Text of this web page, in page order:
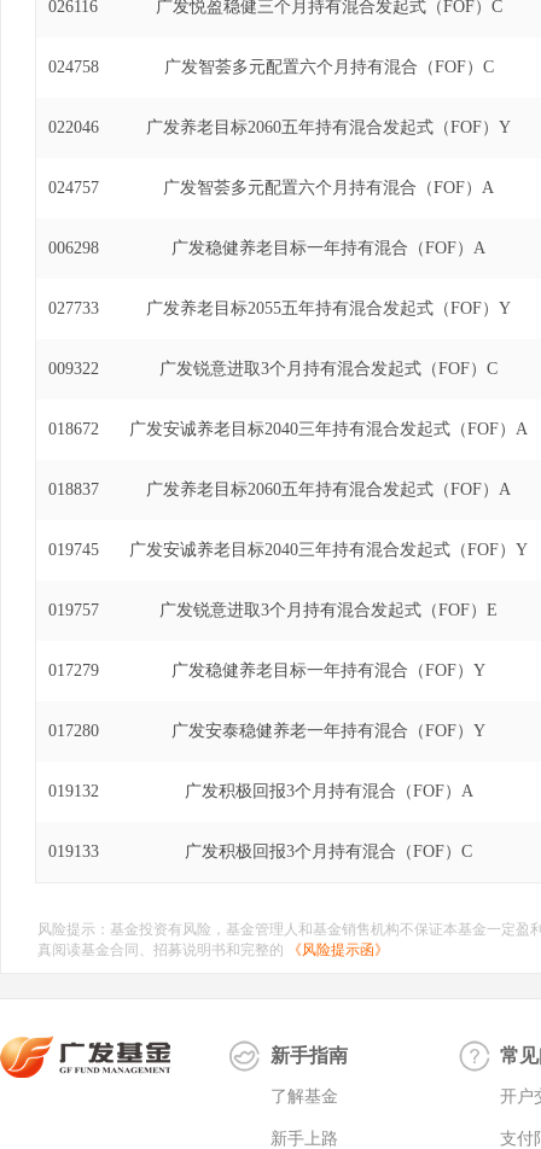
026116 广发悦盈稳健三个月持有混合发起式（FOF）C
024758 广发智荟多元配置六个月持有混合（FOF）C
022046 广发养老目标2060五年持有混合发起式（FOF）Y
024757 广发智荟多元配置六个月持有混合（FOF）A
006298 广发稳健养老目标一年持有混合（FOF）A
027733 广发养老目标2055五年持有混合发起式（FOF）Y
009322 广发锐意进取3个月持有混合发起式（FOF）C
018672 广发安诚养老目标2040三年持有混合发起式（FOF）A
018837 广发养老目标2060五年持有混合发起式（FOF）A
019745 广发安诚养老目标2040三年持有混合发起式（FOF）Y
019757 广发锐意进取3个月持有混合发起式（FOF）E
017279 广发稳健养老目标一年持有混合（FOF）Y
017280 广发安泰稳健养老一年持有混合（FOF）Y
019132 广发积极回报3个月持有混合（FOF）A
019133 广发积极回报3个月持有混合（FOF）C
风险提示：基金投资有风险，基金管理人和基金销售机构不保证本基金一定
真阅读基金合同、招募说明书和完整的
《风险提示函》
新手指南
了解基金
新手上路
常
开户
支付